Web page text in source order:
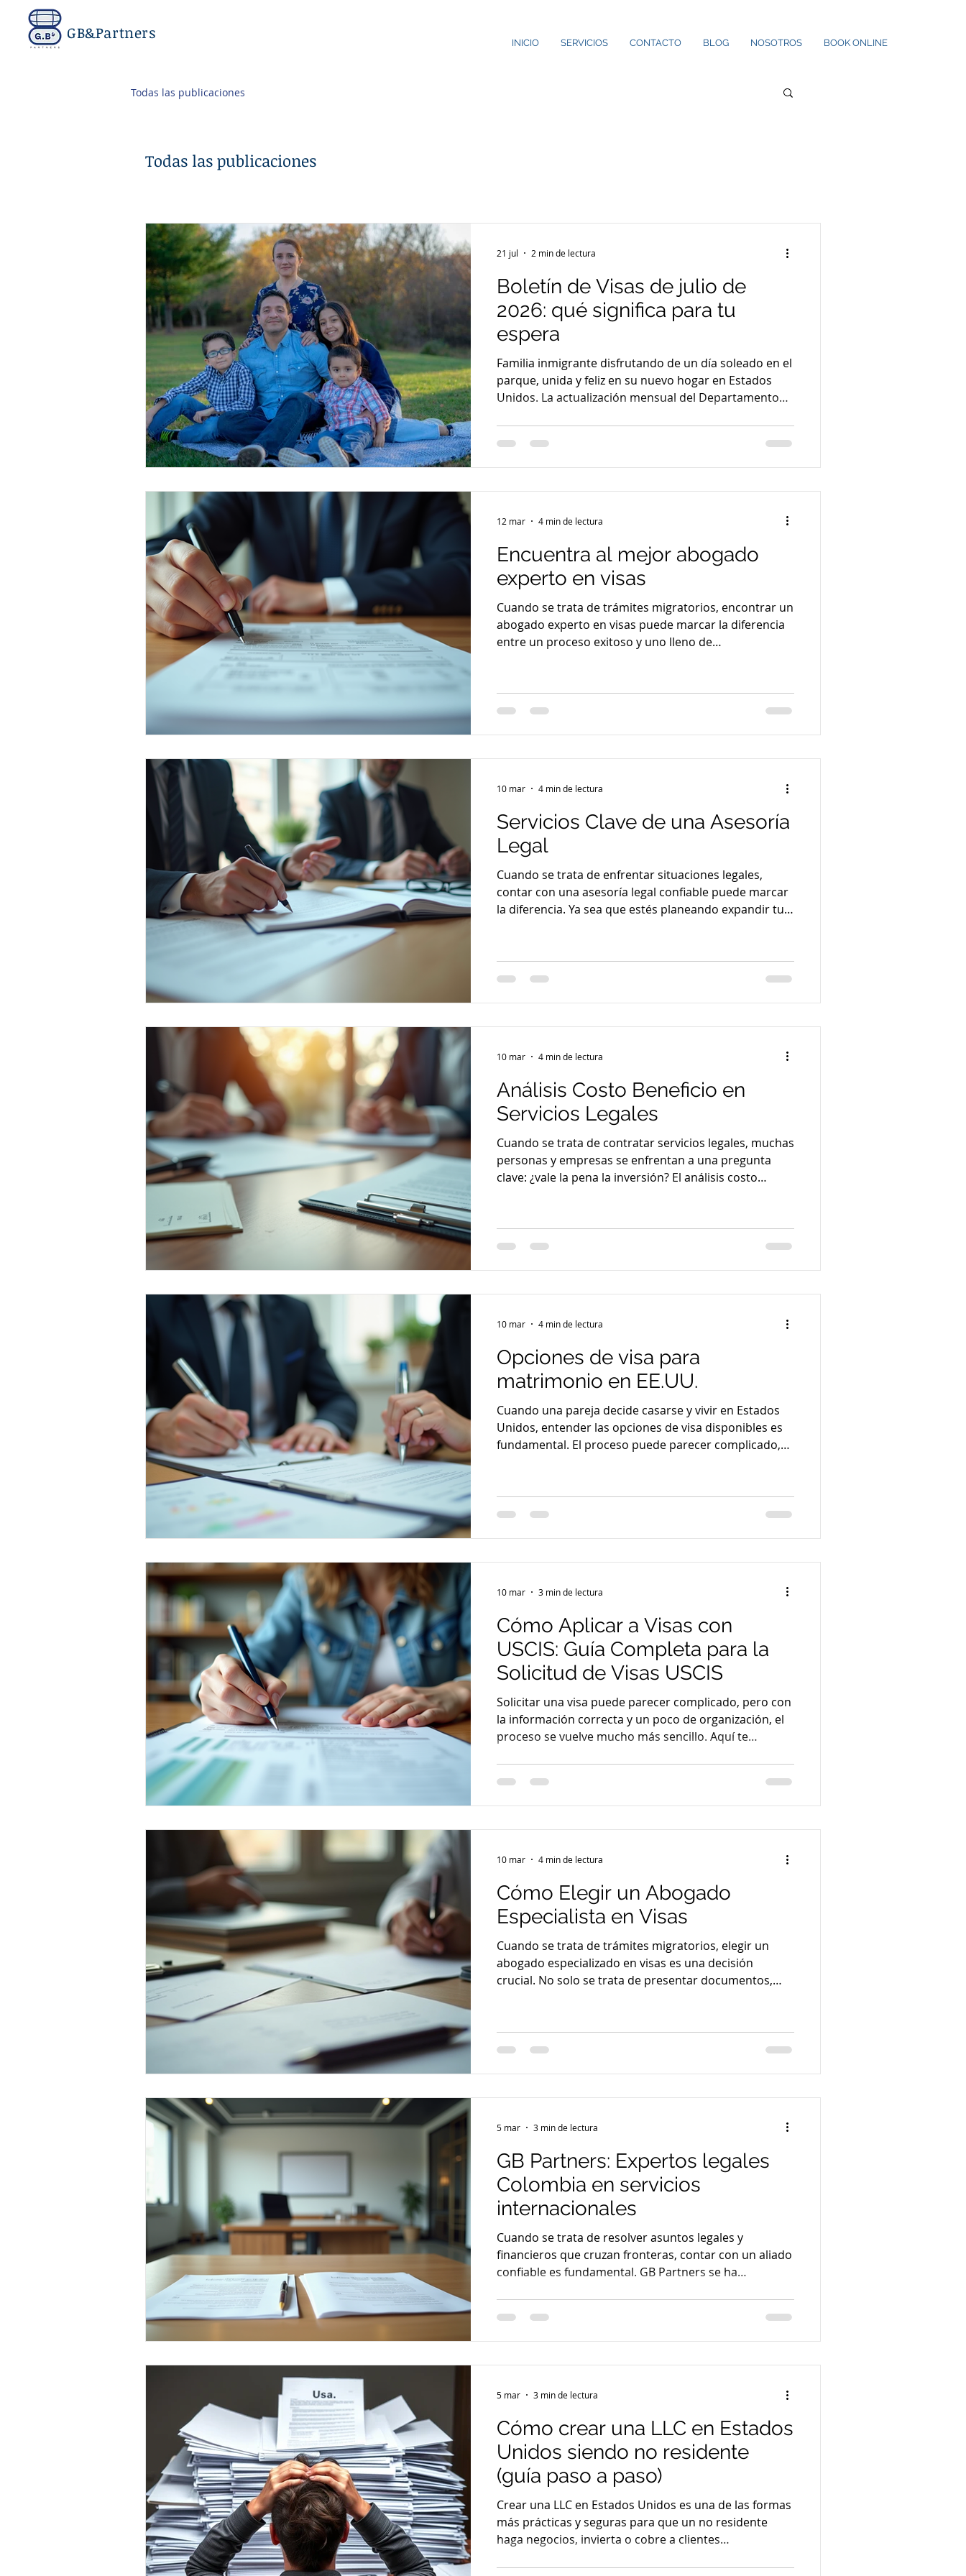
GB&Partners
INICIO SERVICIOS CONTACTO BLOG NOSOTROS BOOK ONLINE
Todas las publicaciones
Todas las publicaciones
Boletín de Visas de julio de
2026: qué significa para tu
espera
Familia inmigrante disfrutando de un día soleado en el
parque, unida y feliz en su nuevo hogar en Estados
Unidos. La actualización mensual del Departamento
Departamento de Estado de EE. UU. publicó su Boletín
de Visas de julio de 2026. Esta actualización mensual
Cada mes,
21 jul 2 min de lectura
Encuentra al mejor abogado
experto en visas
Cuando se trata de trámites migratorios, encontrar un
abogado experto en visas puede marcar la diferencia
entre un proceso exitoso y uno lleno de
profesional que entienda las leyes y procedimientos es
fundamental. ¿Sabías que un buen abogado puede
aliado para tus necesidades mig
12 mar 4 min de lectura
Servicios Clave de una Asesoría
Legal
Cuando se trata de enfrentar situaciones legales,
contar con una asesoría legal confiable puede marcar
la diferencia. Ya sea que estés planeando expandir tu
entender los servicios que ofrece una asesoría legal es
fundamental. Aquí te explicamos cuáles son los
financiero. ¿Qué servicios ofrec
10 mar 4 min de lectura
Análisis Costo Beneficio en
Servicios Legales
Cuando se trata de contratar servicios legales, muchas
personas y empresas se enfrentan a una pregunta
clave: ¿vale la pena la inversión? El análisis costo
evaluar si los beneficios que se obtendrán superan los
costos involucrados, ayudando a tomar decisiones
en servicios legales, qué a
10 mar 4 min de lectura
Opciones de visa para
matrimonio en EE.UU.
Cuando una pareja decide casarse y vivir en Estados
Unidos, entender las opciones de visa disponibles es
fundamental. El proceso puede parecer complicado,
opciones de visa para matrimonio en EE.UU., cómo
funcionan y qué pasos seguir para obtener la
permiten a un cónyuge extranjero vi
10 mar 4 min de lectura
Cómo Aplicar a Visas con
USCIS: Guía Completa para la
Solicitud de Visas USCIS
Solicitar una visa puede parecer complicado, pero con
la información correcta y un poco de organización, el
proceso se vuelve mucho más sencillo. Aquí te
estrés. Entendiendo la Solicitud de Visas USCIS Antes
de comenzar, es importante saber qué es USCIS. La
procesar solicitudes
10 mar 3 min de lectura
Cómo Elegir un Abogado
Especialista en Visas
Cuando se trata de trámites migratorios, elegir un
abogado especializado en visas es una decisión
crucial. No solo se trata de presentar documentos,
que un buen abogado puede marcar la diferencia
entre una aprobación rápida y un proceso lleno de
importante un abogado especializ
10 mar 4 min de lectura
GB Partners: Expertos legales
Colombia en servicios
internacionales
Cuando se trata de resolver asuntos legales y
financieros que cruzan fronteras, contar con un aliado
confiable es fundamental. GB Partners se ha
para quienes enfrentan retos en migración, inversión
y comercio global. ¿Quieres saber por qué esta firma
pueden ayudarte a nave
5 mar 3 min de lectura
Cómo crear una LLC en Estados
Unidos siendo no residente
(guía paso a paso)
Crear una LLC en Estados Unidos es una de las formas
más prácticas y seguras para que un no residente
haga negocios, invierta o cobre a clientes
5 mar 3 min de lectura